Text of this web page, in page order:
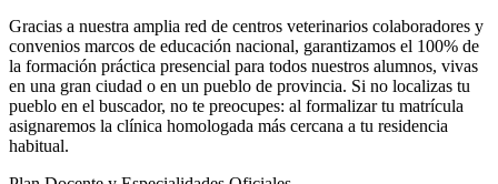
Gracias a nuestra amplia red de centros veterinarios colaboradores y
convenios marcos de educación nacional, garantizamos el 100% de
la formación práctica presencial para todos nuestros alumnos, vivas
en una gran ciudad o en un pueblo de provincia. Si no localizas tu
pueblo en el buscador, no te preocupes: al formalizar tu matrícula
asignaremos la clínica homologada más cercana a tu residencia
habitual.